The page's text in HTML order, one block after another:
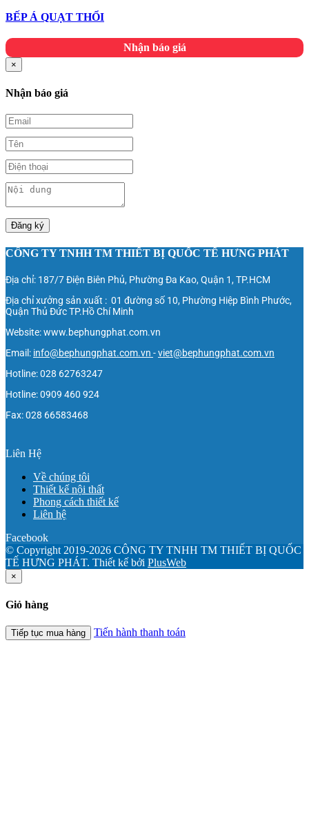
BẾP Á QUẠT THỔI
Nhận báo giá
×
Nhận báo giá
Đăng ký
CÔNG TY TNHH TM THIẾT BỊ QUỐC TẾ HƯNG PHÁT
Địa chỉ: 187/7 Điện Biên Phủ, Phường Đa Kao, Quận 1, TP.HCM
Địa chỉ xưởng sản xuất : 01 đường số 10, Phường Hiệp Bình Phước,
Quận Thủ Đức TP.Hồ Chí Minh
Website: www.bephungphat.com.vn
Email: info@bephungphat.com.vn -viet@bephungphat.com.vn
Hotline: 028 62763247
Hotline: 0909 460 924
Fax: 028 66583468
Liên Hệ
Về chúng tôi
Thiết kế nội thất
Phong cách thiết kế
Liên hệ
Facebook
© Copyright 2019-2026 CÔNG TY TNHH TM THIẾT BỊ QUỐC
TẾ HƯNG PHÁT. Thiết kế bởi PlusWeb
×
Giỏ hàng
Tiếp tục mua hàng Tiến hành thanh toán